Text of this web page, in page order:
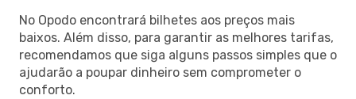
No Opodo encontrará bilhetes aos preços mais
baixos. Além disso, para garantir as melhores tarifas,
recomendamos que siga alguns passos simples que o
ajudarão a poupar dinheiro sem comprometer o
conforto.